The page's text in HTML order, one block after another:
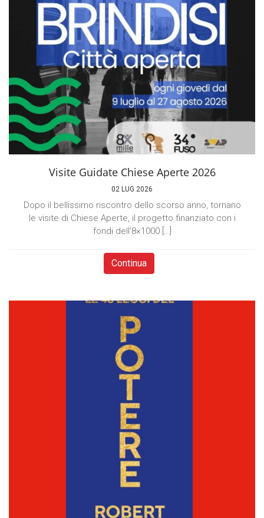
Visite Guidate Chiese Aperte 2026
02 LUG 2026
Dopo il bellissimo riscontro dello scorso anno, tornano
le visite di Chiese Aperte, il progetto finanziato con i
fondi dell’8×1000 […]
Continua